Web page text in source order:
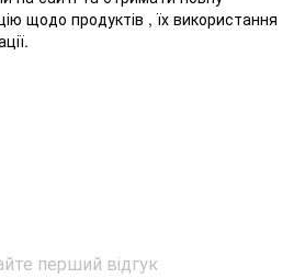
щодо продуктів , їх використання
перший відгук